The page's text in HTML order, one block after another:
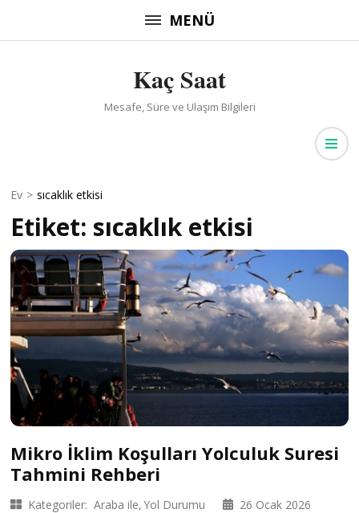
atla
MENÜ
Kaç Saat
Mesafe, Süre ve Ulaşım Bilgileri
Ev > sıcaklık etkisi
Etiket: sıcaklık etkisi
Mikro İklim Koşulları Yolculuk Suresi
Tahmini Rehberi
Kategoriler: Araba ile Yol Durumu
26 Ocak 2026